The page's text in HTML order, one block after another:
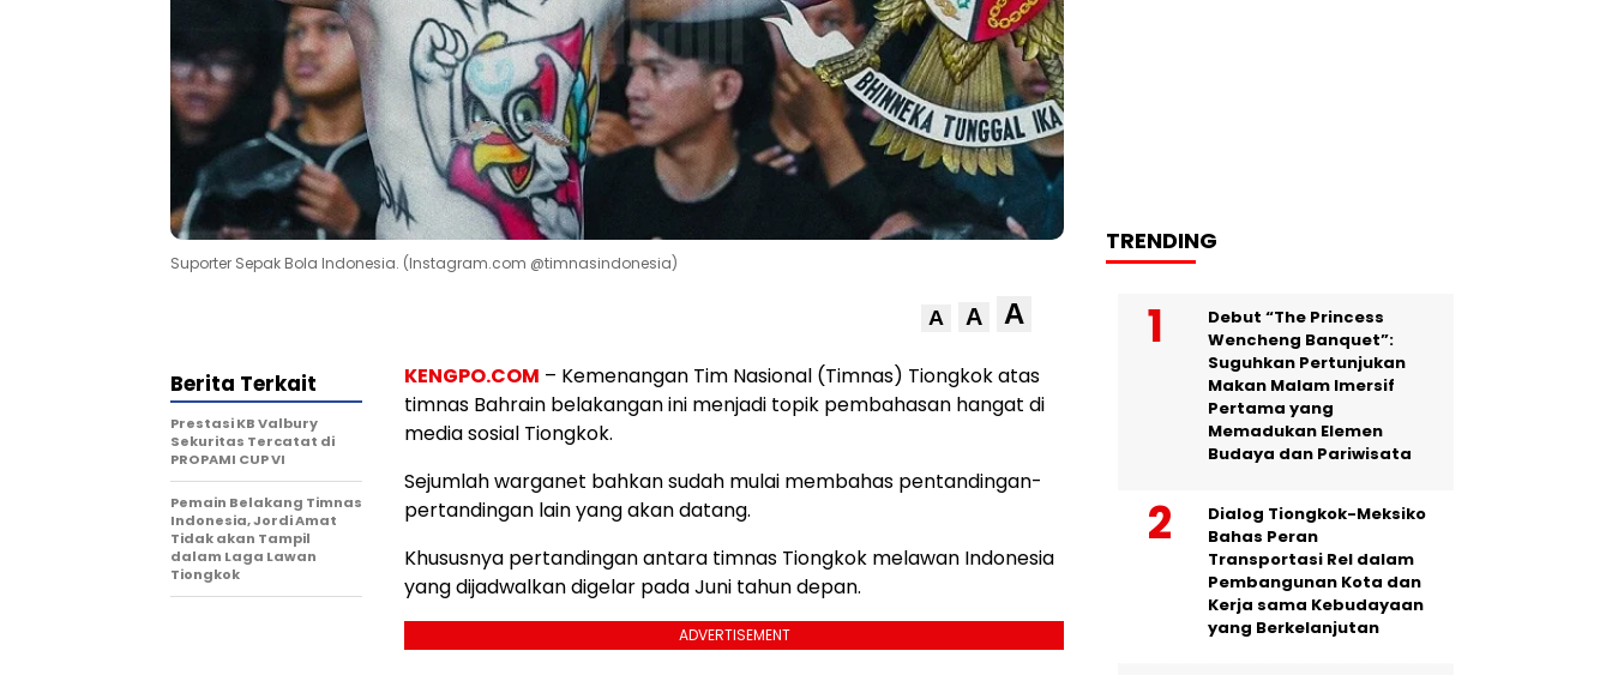
Suporter Sepak Bola Indonesia. (Instagram.com @timnasindonesia)
A A A
KENGPO.COM – Kemenangan Tim Nasional (Timnas) Tiongkok atas
timnas Bahrain belakangan ini menjadi topik pembahasan hangat di
media sosial Tiongkok.
Sejumlah warganet bahkan sudah mulai membahas pentandingan-
pertandingan lain yang akan datang.
Khususnya pertandingan antara timnas Tiongkok melawan Indonesia
yang dijadwalkan digelar pada Juni tahun depan.
ADVERTISEMENT
Berita Terkait
Prestasi KB Valbury
Sekuritas Tercatat di
PROPAMI CUP VI
Pemain Belakang Timnas
Indonesia, Jordi Amat
Tidak akan Tampil
dalam Laga Lawan
Tiongkok
TRENDING
Debut “The Princess
Wencheng Banquet”:
Suguhkan Pertunjukan
Makan Malam Imersif
Pertama yang
Memadukan Elemen
Budaya dan Pariwisata
Dialog Tiongkok-Meksiko
Bahas Peran
Transportasi Rel dalam
Pembangunan Kota dan
Kerja sama Kebudayaan
yang Berkelanjutan